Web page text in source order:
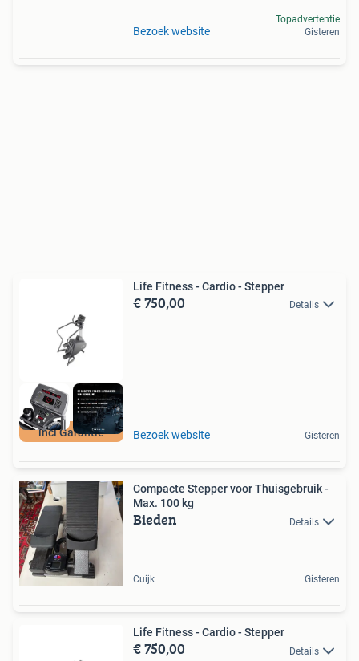
Bezoek website
Topadvertentie
Gisteren
incl Garantie
Life Fitness - Cardio - Stepper
€ 750,00 Details
Bezoek website Gisteren
Compacte Stepper voor Thuisgebruik -
Max. 100 kg
Bieden Details
Cuijk Gisteren
Life Fitness - Cardio - Stepper
€ 750,00 Details